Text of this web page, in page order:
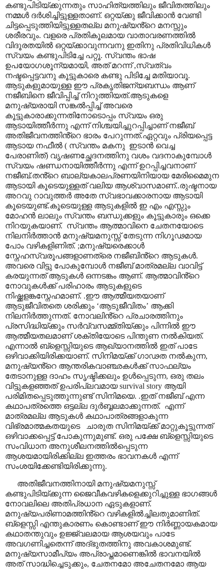
കണ്ടുപിടിയ്ക്കുന്നതും സാഹിത്യത്തിലും ജീവിതത്തിലും
നമ്മൾ ദർശിച്ചിട്ടുള്ളതാണ്. ഒറ്റയ്ക്കു ജീവിക്കാൻ വേണ്ടി
ചിട്ടപ്പെടുത്തിയിട്ടുള്ളതല്ല മനുഷ്യൻ്റെ മനസ്സും
ശരീരവും. വളരെ പ്രതികൂലമായ വാതാവരണത്തിൽ
വിദൂരതയിൽ ഒറ്റയ്ക്കാവുന്നവനു ഇതിനു പ്രതിവിധികൾ
സ്വയം കണ്ടുപിടിച്ചേ പറ്റൂ. സ്വന്തം ഭാഷ
ഉപയോഗശൂന്യമായി, അത് മറന്ന്,സ്വത്വം
നഷ്ടപ്പെട്ടവനു കൂട്ടുകാരെ കണ്ടു പിടിച്ചേ മതിയാവൂ.
ആടുകളുമായുള്ള ഈ പ്രകൃതിജന്യബന്ധം ആണ്
നജീബിനെ ജീവിപ്പിച്ച് നിറുത്തിയത്.ആടുകളെ
മനുഷ്യരായി സങ്കൽപ്പിച്ച് അവരെ
കൂട്ടുകാരാക്കുന്നതിനോടൊപ്പം സ്വയം ഒരു
ആടായിത്തീർന്നു എന്ന് നിശ്ചയിച്ചുറപ്പിച്ചാണ് നജീബ്
അതിജീവനത്തിൻ്റെ ഭാരം പേറുന്നത്.ഏറ്റവും പ്രിയപ്പെട്ട
ആടായ നഫീൽ ( സ്വന്തം മകനു ഇടാൻ വെച്ച
പേരാണിത്) വൃഷണച്ഛേദനത്തിനു വശം വദനാകുമ്പോൾ
സ്വയം ഷണ്ഡനായിത്തീർന്നു എന്ന് ഉറപ്പിച്ചവനാണ്
നജീബ്.തൻ്റെ ബാല്യകാലപ്രണയിനിയായ മേരിമൈമുന
ആടായി കൂടെയുള്ളത് വലിയ ആശ്വാസമാണ്..രുഷ്ടനായ
അറവു റാവുത്തർ അതേ സ്വഭാവക്കാരനായ ആടായി
കൂടെയുണ്ട്.കൂടെയുള്ള ആടുകളിൽ ഇ എം എസ്സും
മോഹൻ ലാലും സ്വന്തം ബന്ധുക്കളും കൂട്ടുകാരും ഒക്കെ
നിറയുകയാണ്. സ്വന്തം ആത്മാവിനെ ചേതനയോടെ
നിലനിർത്താൻ മനുഷ്യമനുസ്സ് തേടുന്ന നിഗൂഢമായ
പോം വഴികളിണിത്. ;മനുഷ്യരെക്കാൾ
സ്നേഹസ്വരൂപങ്ങളാണത്രെ നജീബിൻ്റെ ആടുകൾ.
അവരെ വിട്ടു പോകുമ്പോൾ നജീബ് മാത്രമല്ല വാവിട്ട്
കരയുന്നത് ആടുകൾ ഒന്നടങ്കം ആണ്. ആത്മാവിൻ്റെ
നോവുകൾക്ക് പരിഹാരം ആടുകളുടെ
നിഷ്ക്കളങ്കസ്നേഹമാണ്. .ഈ ആത്മീയതയാണ്
ആടുജീവിതതെ ശരിക്കും ‘ആടുജീവിതം’ ആക്കി
നിലനിർത്തുന്നത്. നോവലിൻ്റെ പ്രചാരത്തിനും
പ്രസിദ്ധിയ്ക്കും സർവ്വസമ്മ്തിയ്ക്കും പിന്നിൽ ഈ
ആത്മീയതലമാണ് ശക്തിയോടെ പിന്തുണ നൽകിയത്.
എന്നാൽ ബ്ളെസ്സിയുടെ ആഖ്യാനത്തിൽ ഇത് പാടേ
ഒഴിവാക്കിയിരിക്കയാണ്. സിനിമയ്ക്ക് ഗാഢത നൽകുന്ന,
മനുഷ്യൻ്റെ ആന്തരികവാഞ്ഛകൾക്ക് സാഫല്യം
തേടാനുള്ള ദാഹം സൃഷ്ടിക്കലും ഉൾപ്പെടുന്ന, ഒരു തലം
വിട്ടുകളഞ്ഞത് ഉപരിപ്ലവമായsurvival story ആയി
പരിമിതപ്പെടുത്തുന്നുണ്ട് സിനിമയെ. .ഇത് നജീബ് എന്ന
കഥാപത്രത്തെ ഒട്ടല്ല ദുർബ്ബലമാക്കുന്നത്. എന്ന്
മാത്രമല്ല ആടുകൾ കഥാപാത്രങ്ങളാകുന്ന
വിഭ്രമാത്മകതയുടെ
ചാരുത സിനിമയ്ക്ക് മാറ്റുകൂട്ടുന്നത്
ഒഴിവാക്കപ്പെട്ട് പോകുന്നുമുണ്ട്. ഒരു പക്ഷേ ബ്ളെസ്സിയുടെ
സംവിധാന അനുശീലനത്തിൽപ്പെടുന്ന
ആശയമായിരിക്കില്ല ഇത്തരം ഭാവനകൾ എന്ന്
സംശയിക്കേണ്ടിയിരിക്കുന്നു.
അതിജീവനത്തിനായി മനുഷ്യമനുസ്സ്
കണ്ടുപിടിയ്ക്കുന്ന ജൈവീകവഴികളെക്കുറിച്ചുള്ള ഭാഗങ്ങൾ
നോവലിലെ അതിപ്രധാന ഏടുകളാണ്.
മനുഷ്യപരിണാമത്തിൻ്റെ വഴികളിൽച്ചിലതുമാണിത്.
ബ്ളെസ്സി എന്തുകാരണം കൊണ്ടാണ് ഈ നിർണ്ണായകമായ
കഥാതന്തുവും ഉജ്ജ്വലമായ ആശയവും പാടേ
അവഗണിച്ചതെന്ന് അദ്ഭുതത്തിനു അവകാശമുണ്ട്.
മനുഷ്യസാമീപ്യം അപ്രാപ്തമാണെങ്കിൽ ഭാവനയിൽ
അത് സാദ്ധിച്ചെടുക്കും, ചേതനമോ അചേതനമോ ആയ